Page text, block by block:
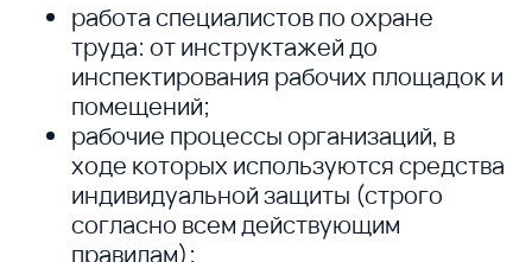
работа специалистов по охране
труда: от инструктажей до
инспектирования рабочих площадок и
помещений;
рабочие процессы организаций, в
ходе которых используются средства
индивидуальной защиты (строго
согласно всем действующим
правилам);